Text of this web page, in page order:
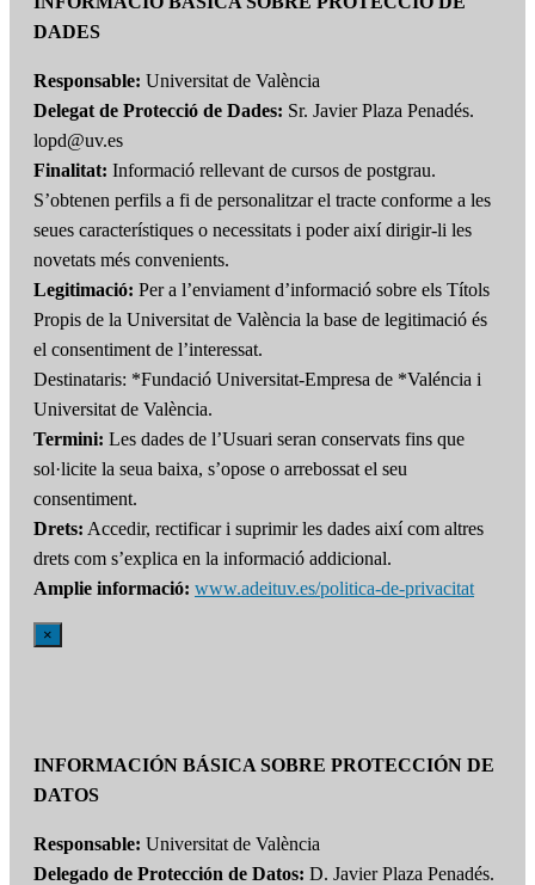
DADES
Responsable: Universitat de València
Delegat de Protecció de Dades: Sr. Javier Plaza Penadés.
lopd@uv.es
Finalitat: Informació rellevant de cursos de postgrau.
S’obtenen perfils a fi de personalitzar el tracte conforme a les
seues característiques o necessitats i poder així dirigir-li les
novetats més convenients.
Legitimació: Per a l’enviament d’informació sobre els Títols
Propis de la Universitat de València la base de legitimació és
el consentiment de l’interessat.
Destinataris: *Fundació Universitat-Empresa de *Valéncia i
Universitat de València.
Termini: Les dades de l’Usuari seran conservats fins que
sol·licite la seua baixa, s’opose o arrebossat el seu
consentiment.
Drets: Accedir, rectificar i suprimir les dades així com altres
drets com s’explica en la informació addicional.
Amplie informació: www.adeituv.es/politica-de-privacitat
×
INFORMACIÓN BÁSICA SOBRE PROTECCIÓN DE
DATOS
Responsable: Universitat de València
Delegado de Protección de Datos: D. Javier Plaza Penadés.